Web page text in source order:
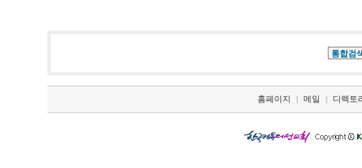
홈페이지 | 메일 | 디렉토